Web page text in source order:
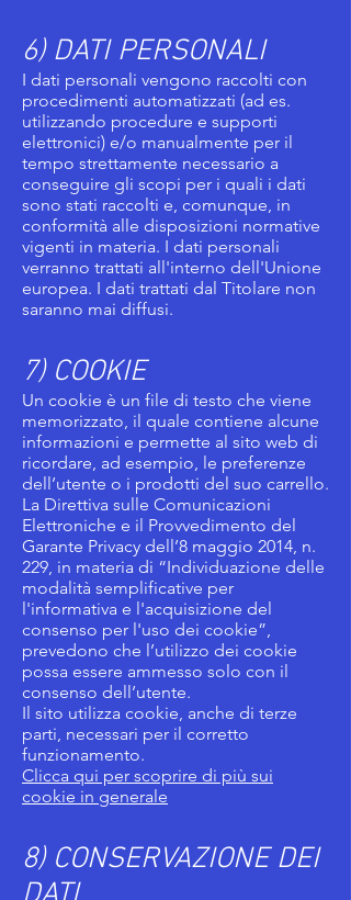
6) DATI PERSONALI
I dati personali vengono raccolti con
procedimenti automatizzati (ad es.
utilizzando procedure e supporti
elettronici) e/o manualmente per il
tempo strettamente necessario a
conseguire gli scopi per i quali i dati
sono stati raccolti e, comunque, in
conformità alle disposizioni normative
vigenti in materia. I dati personali
verranno trattati all'interno dell'Unione
europea. I dati trattati dal Titolare non
saranno mai diffusi.
7) COOKIE
Un cookie è un file di testo che viene
memorizzato, il quale contiene alcune
informazioni e permette al sito web di
ricordare, ad esempio, le preferenze
dell’utente o i prodotti del suo carrello.
La Direttiva sulle Comunicazioni
Elettroniche e il Provvedimento del
Garante Privacy dell’8 maggio 2014, n.
229, in materia di “Individuazione delle
modalità semplificative per
l'informativa e l'acquisizione del
consenso per l'uso dei cookie”,
prevedono che l’utilizzo dei cookie
possa essere ammesso solo con il
consenso dell’utente.
Il sito utilizza cookie, anche di terze
parti, necessari per il corretto
funzionamento.
Clicca qui per scoprire di più sui
cookie in generale
8) CONSERVAZIONE DEI